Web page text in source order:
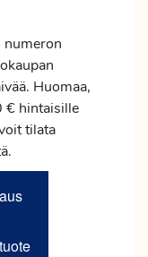
Huomaa,
€ hintaisille
tilata